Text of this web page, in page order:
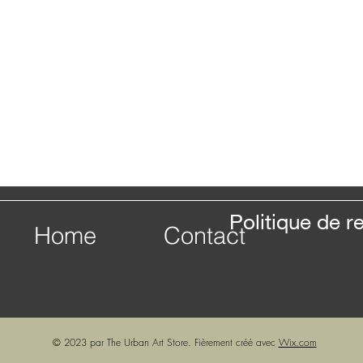
Home Politique de
Contact
© 2023 par The Urban Art Store. Fièrement créé avec Wix.com